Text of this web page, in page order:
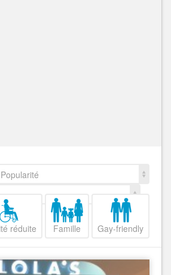
Popularité
réduite Famille Gay-friendly